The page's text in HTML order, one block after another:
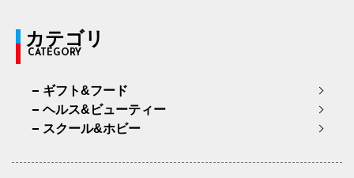
カテゴリ
CATEGORY
ギフト&フード
ヘルス&ビューティー
スクール&ホビー